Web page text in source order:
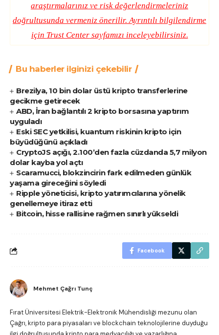
araştırmalarınız ve risk değerlendirmeleriniz
doğrultusunda vermeniz önerilir. Ayrıntılı bilgilendirme
için Trust Centersayfamızı inceleyebilirsiniz.
Bu haberler ilginizi çekebilir
Brezilya, 10 bin dolar üstü kripto transferlerine
gecikme getirecek
ABD, İran bağlantılı 2 kripto borsasına yaptırım
uyguladı
Eski SEC yetkilisi, kuantum riskinin kripto için
büyüdüğünü açıkladı
CryptoJS açığı, 2.100’den fazla cüzdanda 5,7 milyon
dolar kayba yol açtı
Scaramucci, blokzincirin fark edilmeden günlük
yaşama gireceğini söyledi
Ripple yöneticisi, kripto yatırımcılarına yönelik
genellemeye itiraz etti
Bitcoin, hisse rallisine rağmen sınırlı yükseldi
Facebook
Mehmet Çağrı Tunç
Fırat Üniversitesi Elektrik-Elektronik Mühendisliği mezunu olan
Çağrı, kripto para piyasaları ve blockchain teknolojilerine duyduğu